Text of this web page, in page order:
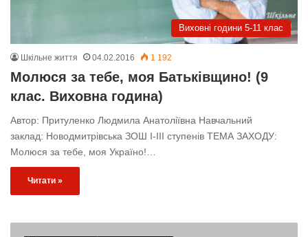
Виховні години 5-11 клас
Шкільне життя 04.02.2016 1 192
Молюся за тебе, моя Батьківщино! (9
клас. Виховна година)
Автор: Притуленко Людмила Анатоліївна Навчальний
заклад: Новодмитрівська ЗОШ І-ІІІ ступенів ТЕМА ЗАХОДУ:
Молюся за тебе, моя Україно!…
Читати »